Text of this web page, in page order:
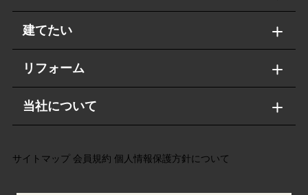
建てたい
リフォーム
当社について
サイトマップ 会員規約 個人情報保護方針について